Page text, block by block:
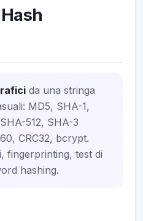
da una stringa
MD5, SHA-1,
512, SHA-3
CRC32, bcrypt.
fingerprinting, test di
hashing.